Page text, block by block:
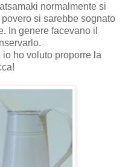
normalmente si
si sarebbe sognato
In genere facevano il
io ho voluto proporre la